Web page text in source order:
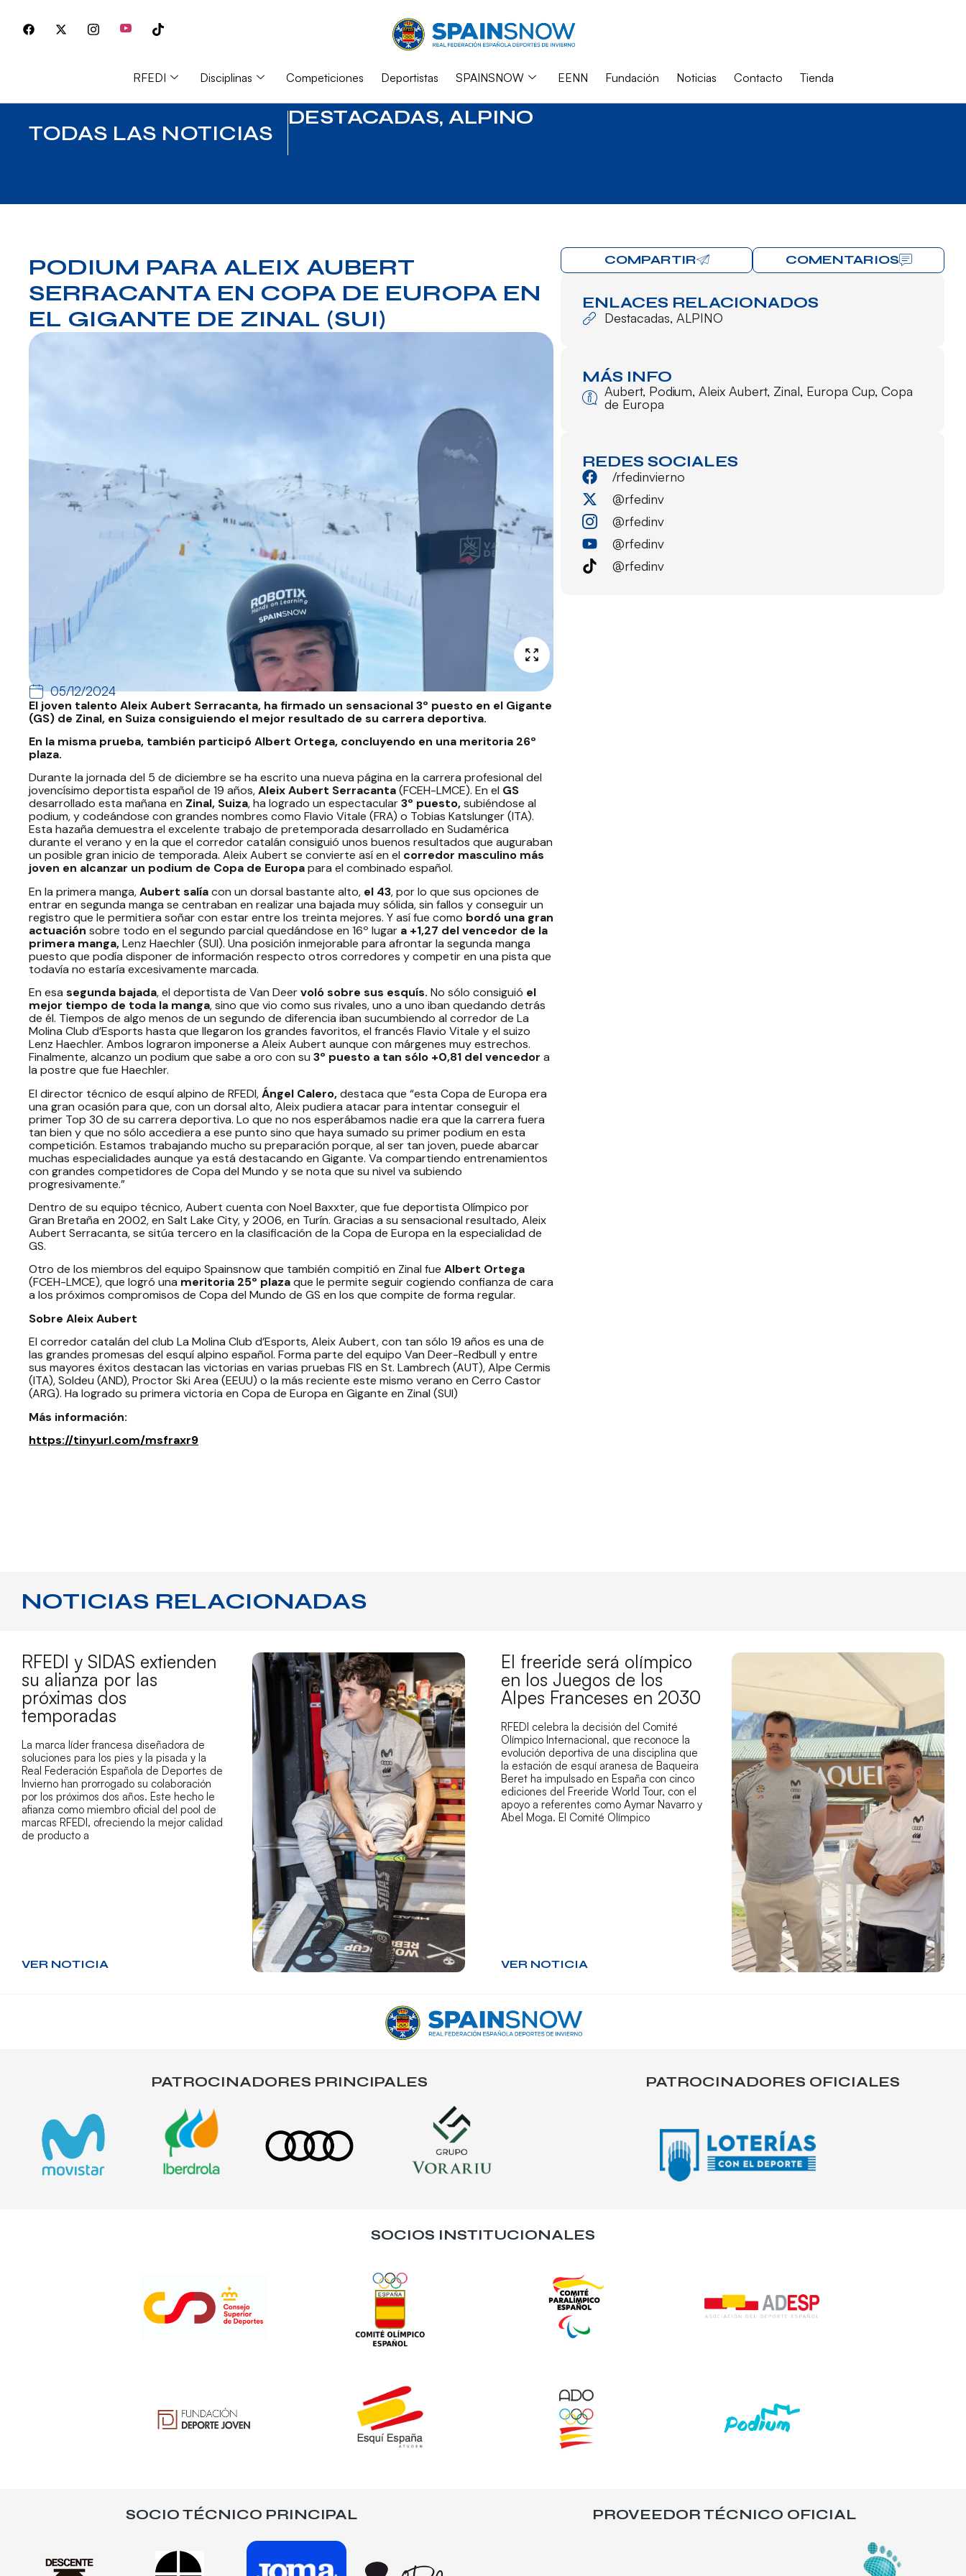
RFEDI Disciplinas Competiciones Deportistas SPAINSNOW EENN Fundación Noticias Contacto Tienda
TODAS LAS NOTICIAS
DESTACADAS, ALPINO
PODIUM PARA ALEIX AUBERT
SERRACANTA EN COPA DE EUROPA EN
EL GIGANTE DE ZINAL (SUI)
05/12/2024
El joven talento Aleix Aubert Serracanta, ha firmado un sensacional 3º puesto en el Gigante
(GS) de Zinal, en Suiza consiguiendo el mejor resultado de su carrera deportiva.
En la misma prueba, también participó Albert Ortega, concluyendo en una meritoria 26º
plaza.
Durante la jornada del 5 de diciembre se ha escrito una nueva página en la carrera profesional del
jovencísimo deportista español de 19 años,Aleix Aubert Serracanta(FCEH-LMCE). En el GS
desarrollado esta mañana en Zinal, Suiza, ha logrado un espectacular3º puesto,subiéndose al
podium, y codeándose con grandes nombres como Flavio Vitale (FRA) o Tobias Katslunger (ITA).
Esta hazaña demuestra el excelente trabajo de pretemporada desarrollado en Sudamérica
durante el verano y en la que el corredor catalán consiguió unos buenos resultados que auguraban
un posible gran inicio de temporada. Aleix Aubert se convierte así en el corredor masculino más
joven en alcanzar un podium de Copa de Europapara el combinado español.
En la primera manga,Aubert salíacon un dorsal bastante alto, el 43, por lo que sus opciones de
entrar en segunda manga se centraban en realizar una bajada muy sólida, sin fallos y conseguir un
registro que le permitiera soñar con estar entre los treinta mejores. Y así fue como bordó una gran
actuación sobre todo en el segundo parcial quedándose en 16º lugar a +1,27 del vencedor de la
primera manga,Lenz Haechler (SUI). Una posición inmejorable para afrontar la segunda manga
puesto que podía disponer de información respecto otros corredores y competir en una pista que
todavía no estaría excesivamente marcada.
En esa segunda bajada, el deportista de Van Deervoló sobre sus esquís. No sólo consiguió el
mejor tiempo de toda la manga, sino que vio como sus rivales, uno a uno iban quedando detrás
de él. Tiempos de algo menos de un segundo de diferencia iban sucumbiendo al corredor de La
Molina Club d’Esports hasta que llegaron los grandes favoritos, el francés Flavio Vitale y el suizo
Lenz Haechler. Ambos lograron imponerse a Aleix Aubert aunque con márgenes muy estrechos.
Finalmente, alcanzo un podium que sabe a oro con su 3º puesto a tan sólo +0,81 del vencedor a
la postre que fue Haechler.
El director técnico de esquí alpino de RFEDI,Ángel Calero,destaca que “esta Copa de Europa era
una gran ocasión para que, con un dorsal alto, Aleix pudiera atacar para intentar conseguir el
primer Top 30 de su carrera deportiva. Lo que no nos esperábamos nadie era que la carrera fuera
tan bien y que no sólo accediera a ese punto sino que haya sumado su primer podium en esta
competición. Estamos trabajando mucho su preparación porque, al ser tan joven, puede abarcar
muchas especialidades aunque ya está destacando en Gigante. Va compartiendo entrenamientos
con grandes competidores de Copa del Mundo y se nota que su nivel va subiendo
progresivamente.”
Dentro de su equipo técnico, Aubert cuenta con Noel Baxxter, que fue deportista Olímpico por
Gran Bretaña en 2002, en Salt Lake City, y 2006, en Turín. Gracias a su sensacional resultado, Aleix
Aubert Serracanta, se sitúa tercero en la clasificación de la Copa de Europa en la especialidad de
GS.
Otro de los miembros del equipo Spainsnow que también compitió en Zinal fue Albert Ortega
(FCEH-LMCE), que logró una meritoria 25º plazaque le permite seguir cogiendo confianza de cara
a los próximos compromisos de Copa del Mundo de GS en los que compite de forma regular.
Sobre Aleix Aubert
El corredor catalán del club La Molina Club d’Esports, Aleix Aubert, con tan sólo 19 años es una de
las grandes promesas del esquí alpino español. Forma parte del equipo Van Deer-Redbull y entre
sus mayores éxitos destacan las victorias en varias pruebas FIS en St. Lambrech (AUT), Alpe Cermis
(ITA), Soldeu (AND), Proctor Ski Area (EEUU) o la más reciente este mismo verano en Cerro Castor
(ARG). Ha logrado su primera victoria en Copa de Europa en Gigante en Zinal (SUI)
Más información:
https://tinyurl.com/msfraxr9
COMPARTIR COMENTARIOS
ENLACES RELACIONADOS
Destacadas,ALPINO
MÁS INFO
Aubert, Podium,Aleix Aubert, Zinal, Europa Cup,Copa
de Europa
REDES SOCIALES
/rfedinvierno
@rfedinv
@rfedinv
@rfedinv
@rfedinv
NOTICIAS RELACIONADAS
RFEDI y SIDAS extienden
su alianza por las
próximas dos
temporadas
La marca líder francesa diseñadora de
soluciones para los pies y la pisada y la
Real Federación Española de Deportes de
Invierno han prorrogado su colaboración
por los próximos dos años. Este hecho le
afianza como miembro oficial del pool de
marcas RFEDI, ofreciendo la mejor calidad
de producto a
VER NOTICIA
El freeride será olímpico
en los Juegos de los
Alpes Franceses en 2030
RFEDI celebra la decisión del Comité
Olímpico Internacional, que reconoce la
evolución deportiva de una disciplina que
la estación de esquí aranesa de Baqueira
Beret ha impulsado en España con cinco
ediciones del Freeride World Tour, con el
apoyo a referentes como Aymar Navarro y
Abel Moga. El Comité Olímpico
VER NOTICIA
PATROCINADORES PRINCIPALES PATROCINADORES OFICIALES
SOCIOS INSTITUCIONALES
SOCIO TÉCNICO PRINCIPAL PROVEEDOR TÉCNICO OFICIAL